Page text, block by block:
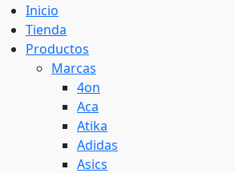
Inicio
Tienda
Productos
Marcas
4on
Aca
Atika
Adidas
Asics